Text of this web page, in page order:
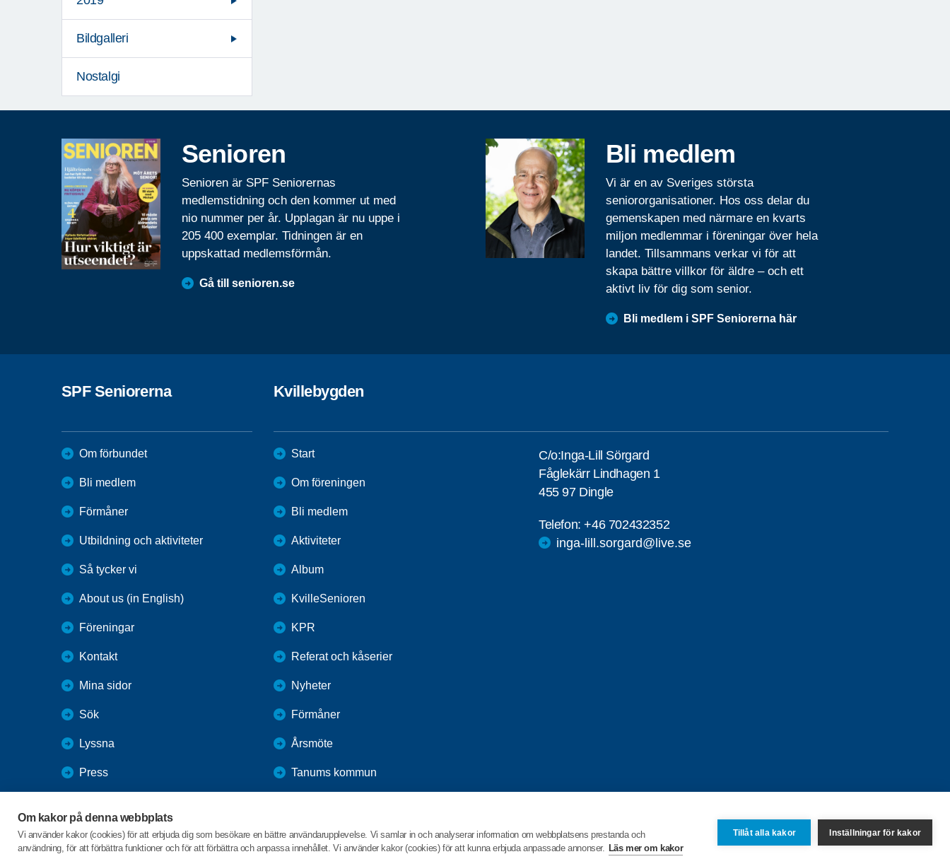
Om kakor på denna webbplats
Vi använder kakor (cookies) för att erbjuda dig som besökare en bättre användarupplevelse. Vi samlar in och analyserar information om webbplatsens prestanda och
användning, för att förbättra funktioner och för att förbättra och anpassa innehållet. Vi använder kakor (cookies) för att kunna erbjuda anpassade annonser. Läs mer om kakor
Tillåt alla kakor Inställningar för kakor
Bildgalleri
Nostalgi
Senioren
Senioren är SPF Seniorernas
medlemstidning och den kommer ut med
nio nummer per år. Upplagan är nu uppe i
205 400 exemplar. Tidningen är en
uppskattad medlemsförmån.
Gå till senioren.se
Bli medlem
Vi är en av Sveriges största
seniororganisationer. Hos oss delar du
gemenskapen med närmare en kvarts
miljon medlemmar i föreningar över hela
landet. Tillsammans verkar vi för att
skapa bättre villkor för äldre – och ett
aktivt liv för dig som senior.
Bli medlem i SPF Seniorerna här
SPF Seniorerna
Om förbundet
Bli medlem
Förmåner
Utbildning och aktiviteter
Så tycker vi
About us (in English)
Föreningar
Kontakt
Mina sidor
Sök
Lyssna
Press
SPF Seniorernas intranät
Kvillebygden
Start
Om föreningen
Bli medlem
Aktiviteter
Album
KvilleSenioren
KPR
Referat och kåserier
Nyheter
Förmåner
Årsmöte
Tanums kommun
C/o:Inga-Lill Sörgard
Fåglekärr Lindhagen 1
455 97 Dingle
Telefon:+46 702432352
inga-lill.sorgard@live.se